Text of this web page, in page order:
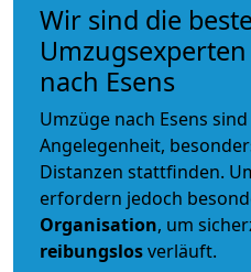
Wir sind die
nach Esens
Umzüge nach Esens
Angelegenheit,
Distanzen stattfinden.
erfordern jedoch
Organisation, um
reibungslosverläuft.